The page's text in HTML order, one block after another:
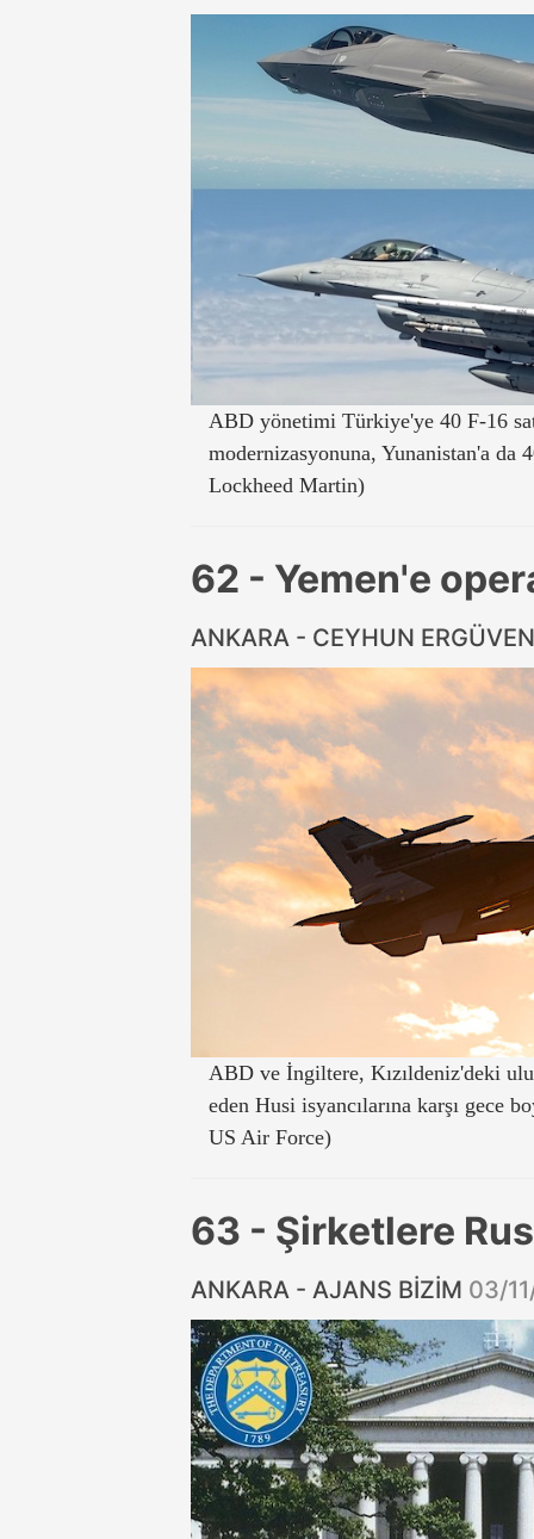
ABD yönetimi Türkiye'ye 40 F-16
modernizasyonuna, Yunanistan'a da
Lockheed Martin)
62 - Yemen'e
ANKARA - CEYHUN
ABD ve İngiltere, Kızıldeniz'deki
eden Husi isyancılarına karşı gece
US Air Force)
63 - Şirketlere
ANKARA - AJANS BİZİM 03/